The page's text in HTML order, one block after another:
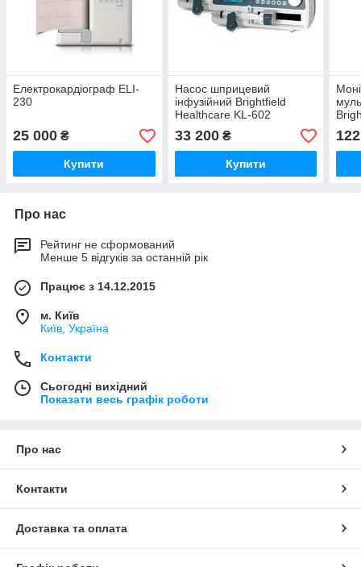
Електрокардіограф ELI-
230
25 000 ₴
Купити
Насос шприцевий
інфузійний Brightfield
Healthcare KL-602
33 200₴
Купити
Про нас
Рейтинг не сформований
Менше 5 відгуків за останній рік
Працює з 14.12.2015
м. Київ
Київ, Україна
Контакти
Сьогодні вихідний
Показати весь графік роботи
Про нас
Контакти
Доставка та оплата